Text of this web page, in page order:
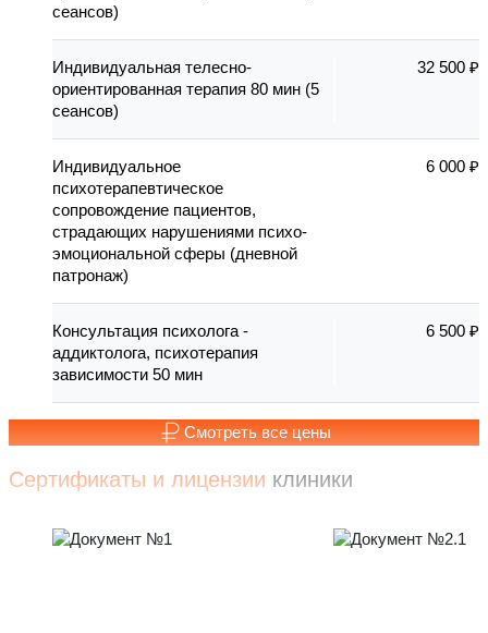
сеансов)
Индивидуальная телесно-
ориентированная терапия 80 мин (5
сеансов)
32 500 ₽
Индивидуальное
психотерапевтическое
сопровождение пациентов,
страдающих нарушениями психо-
эмоциональной сферы (дневной
патронаж)
6 000 ₽
Консультация психолога -
аддиктолога, психотерапия
зависимости 50 мин
6 500 ₽
Смотреть все цены
Сертификаты и лицензии клиники